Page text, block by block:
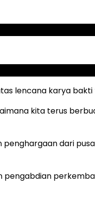
lencana karya
kita terus
dari
pengabdian